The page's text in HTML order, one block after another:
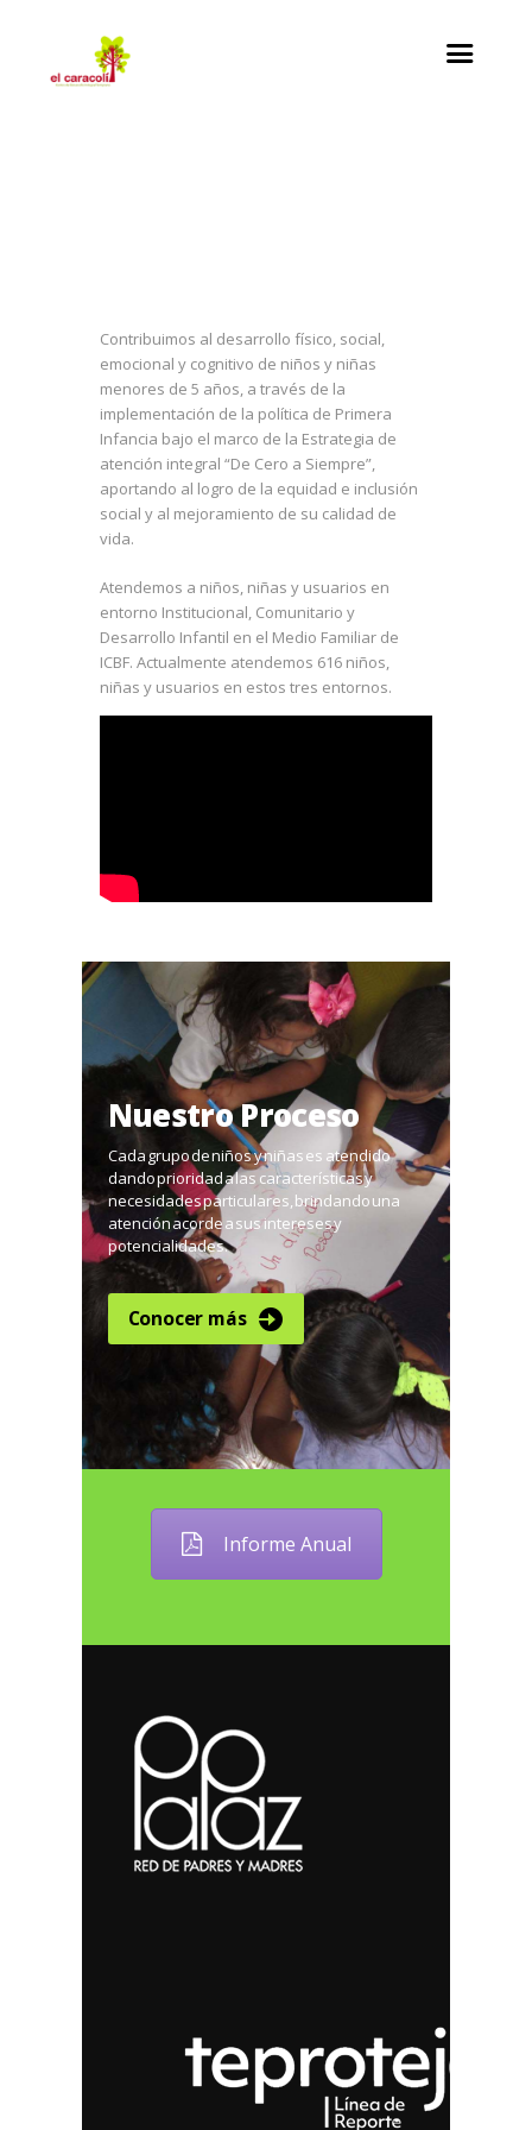
Contribuimos al desarrollo físico, social,
emocional y cognitivo de niños y niñas
menores de 5 años, a través de la
implementación de la política de Primera
Infancia bajo el marco de la Estrategia de
atención integral “De Cero a Siempre”,
aportando al logro de la equidad e inclusión
social y al mejoramiento de su calidad de
vida.
Atendemos a niños, niñas y usuarios en
entorno Institucional, Comunitario y
Desarrollo Infantil en el Medio Familiar de
ICBF. Actualmente atendemos 616 niños,
niñas y usuarios en estos tres entornos.
Nuestro Proceso
Cada grupo de niños y niñas es atendido
dando prioridad a las características y
necesidades particulares, brindando una
atención acorde a sus intereses y
potencialidades.
Conocer más
Informe Anual